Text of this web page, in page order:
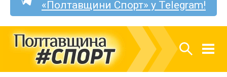
«Полтавщини Спорт» у Telegram!